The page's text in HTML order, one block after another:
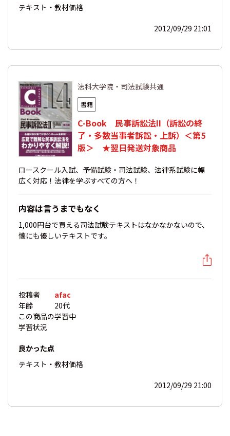
テキスト・教材価格
2012/09/29 21:01
法科大学院・司法試験共通
書籍
C-Book 民事訴訟法II（訴訟の終
了・多数当事者訴訟・上訴）＜第5
版＞ ★翌日発送対象商品
ロースクール入試、予備試験・司法試験、法律系試験に幅
広く対応！法律を学ぶすべての方へ！
内容は言うまでもなく
1,000円台で買える司法試験テキストはなかなかないので、
懐にも優しいテキストです。
投稿者
afac
年齢
20代
この商品の
学習状況
学習中
良かった点
テキスト・教材価格
2012/09/29 21:00